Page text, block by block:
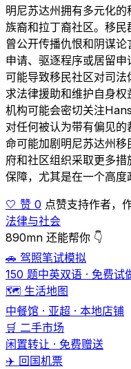
明尼苏达州拥有多元化
族裔和拉丁裔社区。移
曾公开传播仇恨和阴谋
申请、驱逐程序或居留
可能导致移民社区对司
求法律援助和维护自身
机构可能会密切关注
对任何被认为带有偏见
命可能加剧明尼苏达州
府和社区组织采取更多
保障，尤其是在一个高度
🤍 赞 0 点赞支持作者，
法律与社会
890mn 还能帮你 👇
🚗 驾照笔试模拟
150 题中英双语 · 免费试
🗺️ 生活地图
中餐馆 · 亚超 · 本地店铺
🛒 二手市场
闲置转让 · 免费赠送
✈️ 回国机票